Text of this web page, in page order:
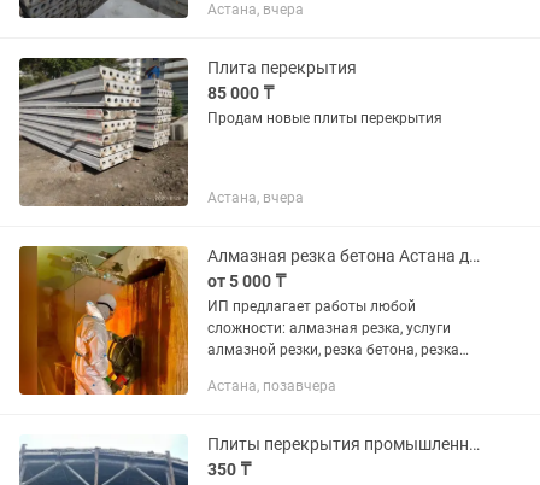
Астана, вчера
Плита перекрытия
85 000 ₸
Продам новые плиты перекрытия
Астана, вчера
Алмазная резка бетона Астана демонтаж сухое алмазное бурение сверление
от 5 000 ₸
ИП предлагает работы любой
сложности: алмазная резка, услуги
алмазной резки, резка бетона, резка
демонтаж. Также делаем отверстия в
Астана, позавчера
Плиты перекрытия промышленные
350 ₸